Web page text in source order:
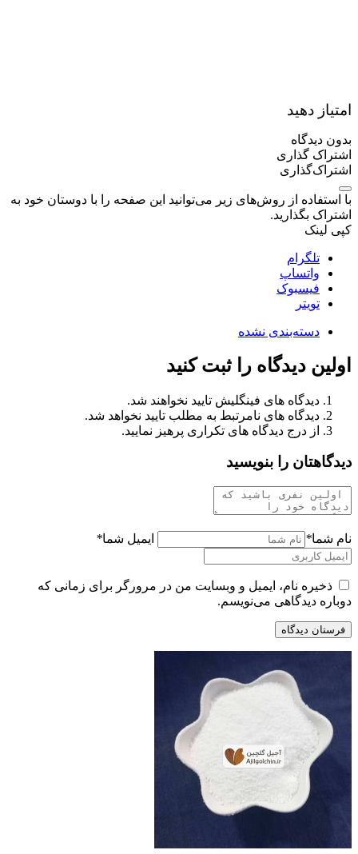
امتیاز دهید
بدون دیدگاه
اشتراک گذاری
اشتراک‌گذاری
با استفاده از روش‌های زیر می‌توانید این صفحه را با دوستان خود به
اشتراک بگذارید.
کپی لینک
تلگرام
واتساپ
فیسبوک
تویتر
دسته‌بندی نشده
اولین دیدگاه را ثبت کنید
دیدگاه های فینگلیش تایید نخواهند شد.
دیدگاه های نامرتبط به مطلب تایید نخواهد شد.
از درج دیدگاه های تکراری پرهیز نمایید.
دیدگاهتان را بنویسید
نام شما* ایمیل شما*
ذخیره نام، ایمیل و وبسایت من در مرورگر برای زمانی که
دوباره دیدگاهی می‌نویسم.